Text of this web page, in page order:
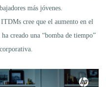
más jóvenes.
cree que el aumento en el
creado una “bomba de tiempo”